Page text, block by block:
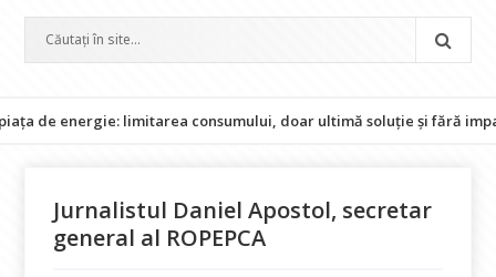
energie: limitarea consumului, doar ultimă soluție și fără impact
Jurnalistul Daniel Apostol, secretar
general al ROPEPCA